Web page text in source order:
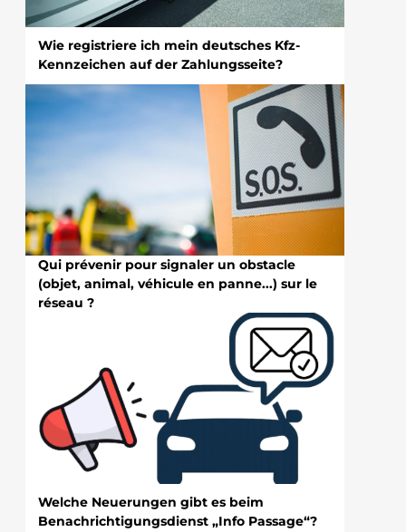
Wie registriere ich mein deutsches Kfz-
Kennzeichen auf der Zahlungsseite?
Qui prévenir pour signaler un obstacle
(objet, animal, véhicule en panne...) sur le
réseau ?
Welche Neuerungen gibt es beim
Benachrichtigungsdienst „Info Passage“?